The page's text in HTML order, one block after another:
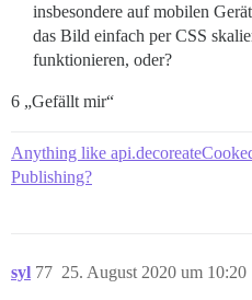
insbesondere auf mobilen
das Bild einfach per CSS
funktionieren, oder?
6 „Gefällt mir“
Anything like
Publishing?
syl 25. August 2020 um 10:20
77